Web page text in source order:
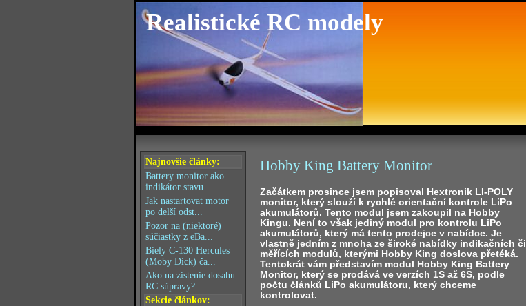
Realistické RC modely
Najnovšie články:
Battery monitor ako
indikátor stavu...
Jak nastartovat motor
po delší odst...
Pozor na (niektoré)
súčiastky z eBa...
Biely C-130 Hercules
(Moby Dick) ča...
Ako na zistenie dosahu
RC súpravy?
Sekcie článkov:
Hobby King Battery Monitor
Začátkem prosince jsem popisoval Hextronik LI-POLY
monitor, který slouží k rychlé orientační kontrole LiPo
akumulátorů. Tento modul jsem zakoupil na Hobby
Kingu. Není to však jediný modul pro kontrolu LiPo
akumulátorů, který má tento prodejce v nabídce. Je
vlastně jedním z mnoha ze široké nabídky indikačních či
měřících modulů, kterými Hobby King doslova přetéká.
Tentokrát vám představím modul Hobby King Battery
Monitor, který se prodává ve verzích 1S až 6S, podle
počtu článků LiPo akumulátoru, který chceme
kontrolovat.